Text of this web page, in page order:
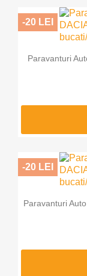
Paravanturi
-20 LEI
Paravanturi
-20 LEI